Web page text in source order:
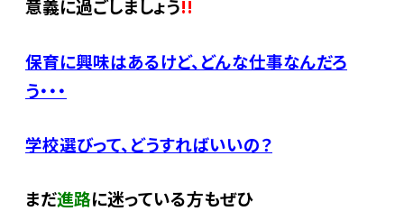
意義に過ごしましょう!!
保育に興味はあるけど、どんな仕事なんだろ
う・・・
学校選びって、どうすればいいの？
まだ進路に迷っている方もぜひ